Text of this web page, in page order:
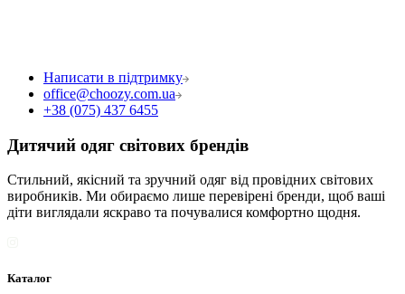
Написати в підтримку
office@choozy.com.ua
+38 (075) 437 6455
Дитячий одяг світових брендів
Стильний, якісний та зручний одяг від провідних світових
виробників. Ми обираємо лише перевірені бренди, щоб ваші
діти виглядали яскраво та почувалися комфортно щодня.
Каталог